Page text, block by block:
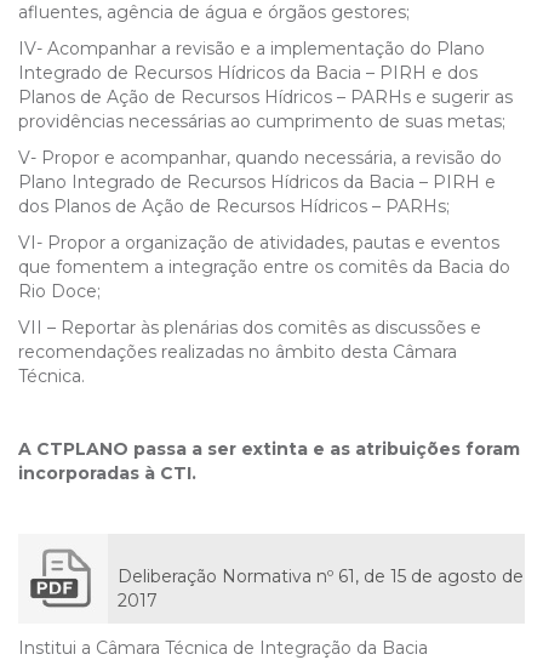
afluentes, agência de água e órgãos gestores;
IV- Acompanhar a revisão e a implementação do Plano
Integrado de Recursos Hídricos da Bacia – PIRH e dos
Planos de Ação de Recursos Hídricos – PARHs e sugerir as
providências necessárias ao cumprimento de suas metas;
V- Propor e acompanhar, quando necessária, a revisão do
Plano Integrado de Recursos Hídricos da Bacia – PIRH e
dos Planos de Ação de Recursos Hídricos – PARHs;
VI- Propor a organização de atividades, pautas e eventos
que fomentem a integração entre os comitês da Bacia do
Rio Doce;
VII – Reportar às plenárias dos comitês as discussões e
recomendações realizadas no âmbito desta Câmara
Técnica.
A CTPLANO passa a ser extinta e as atribuições foram
incorporadas à CTI.
Deliberação Normativa nº 61, de 15 de agosto de
2017
Institui a Câmara Técnica de Integração da Bacia